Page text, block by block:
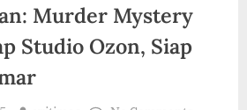
Murder Mystery
Studio Ozon, Siap